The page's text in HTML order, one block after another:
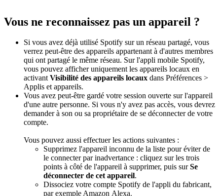
Vous ne reconnaissez pas un appareil ?
Si vous avez déjà utilisé Spotify sur un réseau partagé, vous
verrez peut-être des appareils appartenant à d'autres membres
qui ont partagé le même réseau. Sur l'appli mobile Spotify,
vous pouvez afficher uniquement les appareils locaux en
activantVisibilité des appareils locaux dans Préférences >
Applis et appareils.
Vous avez peut-être gardé votre session ouverte sur l'appareil
d'une autre personne. Si vous n'y avez pas accès, vous devrez
demander à son ou sa propriétaire de se déconnecter de votre
compte.
Vous pouvez aussi effectuer les actions suivantes :
Supprimez l'appareil inconnu de la liste pour éviter de
le connecter par inadvertance : cliquez sur les trois
points à côté de l'appareil à supprimer, puis surSe
déconnecter de cet appareil.
Dissociez votre compte Spotify de l'appli du fabricant,
par exemple Amazon Alexa.